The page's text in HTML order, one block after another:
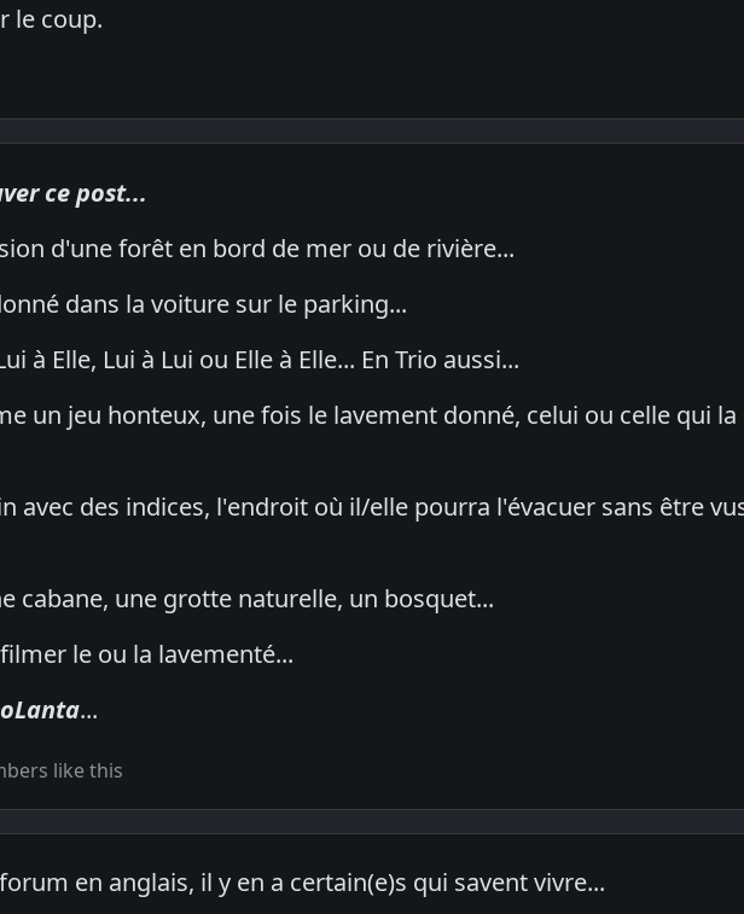
le coup.
ce post...
d'une forêt en bord de mer ou de rivière...
dans la voiture sur le parking...
à Elle, Lui à Lui ou Elle à Elle... En Trio aussi...
un jeu honteux, une fois le lavement donné, celui ou celle qui
avec des indices, l'endroit où il/elle pourra l'évacuer sans être
cabane, une grotte naturelle, un bosquet...
le ou la lavementé...
...
like this
en anglais, il y en a certain(e)s qui savent vivre...